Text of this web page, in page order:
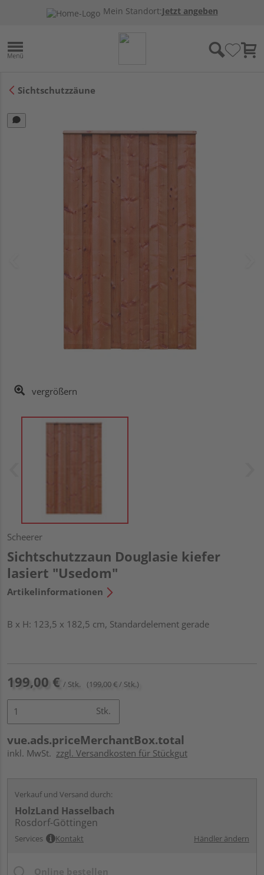
Mein Standort:Jetzt angeben
Sichtschutzzäune
vergrößern
Scheerer
Sichtschutzzaun Douglasie kiefer
lasiert "Usedom"
Artikelinformationen
B x H: 123,5 x 182,5 cm, Standardelement gerade
199,00 € / Stk. (199,00 € / Stk.)
Stk.
vue.ads.priceMerchantBox.total
inkl. MwSt. zzgl. Versandkosten für Stückgut
Verkauf und Versand durch:
HolzLand Hasselbach
Rosdorf-Göttingen
Services Kontakt Händler ändern